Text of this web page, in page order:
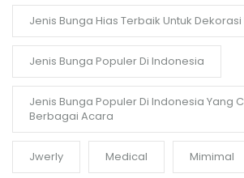
Jenis Bunga Hias Terbaik Untuk
Jenis Bunga Populer Di Indonesia
Jenis Bunga Populer Di Indonesia Yang
Berbagai Acara
Jwerly Medical Mimimal